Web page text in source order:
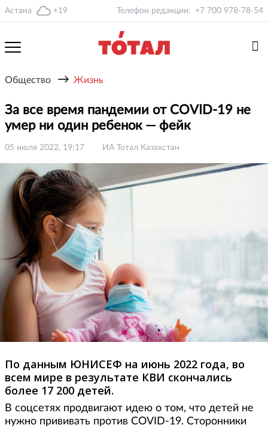
Астана +19 Телефон редакции: +7 700 978-78-54
Общество → Жизнь
За все время пандемии от COVID-19 не
умер ни один ребенок — фейк
05 июля 2022, 19:17 ИА Тотал Казахстан
По данным ЮНИСЕФ на июнь 2022 года, во
всем мире в результате КВИ скончались
более 17 200 детей.
В соцсетях продвигают идею о том, что детей не
нужно прививать против COVID-19. Сторонники